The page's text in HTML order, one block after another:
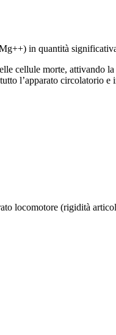
in quantità
cellule morte, attivando la
l’apparato circolatorio
locomotore (rigidità